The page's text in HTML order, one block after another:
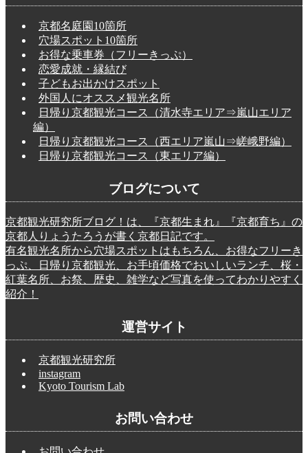
京都名庭園10箇所
穴場スポット10箇所
お得な乗車券（フリーきっぷ）
恋愛成就・縁結び
子どもお出かけスポット
外国人にオススメ観光名所
日帰り京都観光コース（清水寺エリア⇒嵐山エリア
編）
日帰り京都観光コース（西エリア嵐山⇒嵯峨野編）
日帰り京都観光コース（東エリア編）
ブログについて
京都観光研究所ブログ！は、『京都生まれ』『京都育ち』の
京都人りょうたろうが書く京都日記です。
有名観光名所から穴場スポットはもちろん、お得なフリーき
っぷ、日帰り京都観光、お手頃価格でおいしいランチ、桜・
紅葉名所、お祭、歴史、雑学など写真を使ってわかりやすく
紹介！
運営サイト
京都観光研究所
instagram
Kyoto Tourism Lab
お問い合わせ